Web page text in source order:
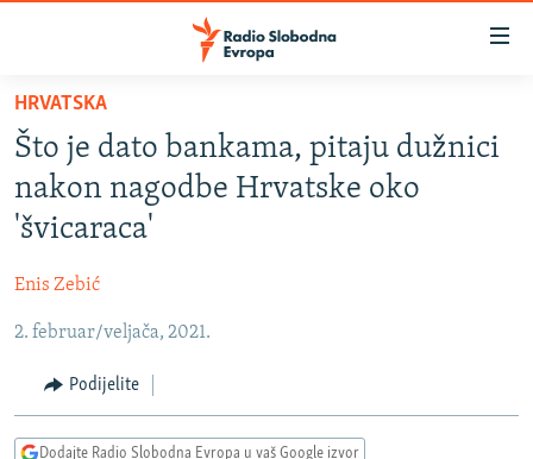
Pređite
na
glavni
sadržaj
Pređite
glavnu
Pređite
pretragu
VIJESTI
BOSNA I HERCEGOVINA
SRBIJA
CRNA GORA
VIZUELNO
VIDEO
PODCASTI
HRVATSKA
Što je dato bankama, pitaju dužnici
nakon nagodbe Hrvatske oko
'švicaraca'
Enis Zebić
2. februar/veljača, 2021.
Podijelite
Dodajte Radio Slobodna Evropa u vaš Google izvor